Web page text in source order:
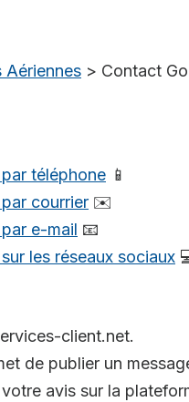
Aériennes > Contact
téléphone 📱
courrier ✉️
e-mail 📧
les réseaux sociaux
client.net.
de publier un
avis sur la